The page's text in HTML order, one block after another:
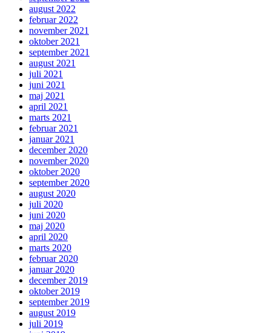
august 2022
februar 2022
november 2021
oktober 2021
september 2021
august 2021
juli 2021
juni 2021
maj 2021
april 2021
marts 2021
februar 2021
januar 2021
december 2020
november 2020
oktober 2020
september 2020
august 2020
juli 2020
juni 2020
maj 2020
april 2020
marts 2020
februar 2020
januar 2020
december 2019
oktober 2019
september 2019
august 2019
juli 2019